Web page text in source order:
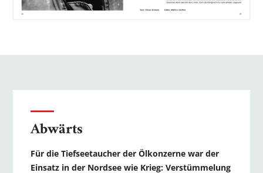
Abwärts
Für die Tiefseetaucher der Ölkonzerne war der
Einsatz in der Nordsee wie Krieg: Verstümmelung